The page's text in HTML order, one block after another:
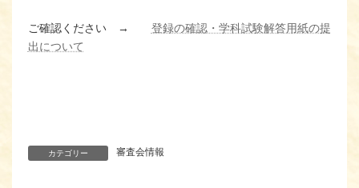
ご確認ください → 登録の確認・学科試験解答用紙の提
出について
カテゴリー 審査会情報